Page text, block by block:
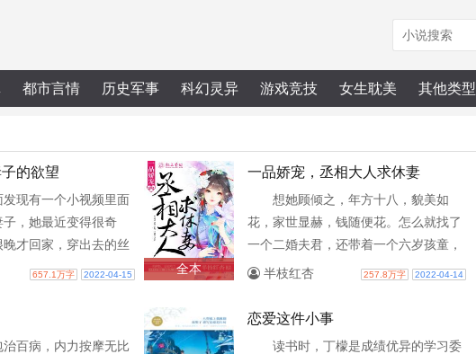
都市言情 历史军事 科幻灵异 游戏竞技 女生耽美 其他类型
的欲望
发现有一个小视频里面
，她最近变得很奇
才回家，穿出去的丝
657.1万字 2022-04-15 全本
一品娇宠，丞相大人求休妻
想她顾倾之，年方十八，貌美如
花，家世显赫，钱随便花。怎么就找了
一个二婚夫君，还带着一个六岁孩童，
这不是眼神有问题吧？一朝醒悟，后娘
半枝红杏 257.8万字 2022-04-14
百病，内力按摩无比
恋爱这件小事
读书时，丁檬是成绩优异的学习委